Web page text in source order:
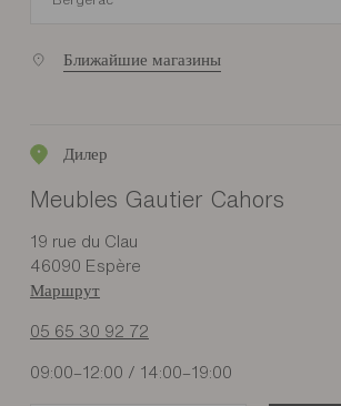
Ближайшие магазины
Дилер
Meubles Gautier Cahors
19 rue du Clau
46090 Espère
Маршрут
05 65 30 92 72
09:00–12:00 / 14:00–19:00